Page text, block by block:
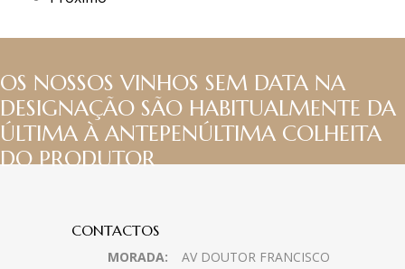
OS NOSSOS VINHOS SEM DATA NA
DESIGNAÇÃO SÃO HABITUALMENTE DA
ÚLTIMA À ANTEPENÚLTIMA COLHEITA
DO PRODUTOR
CONTACTOS
MORADA:
AV DOUTOR FRANCISCO